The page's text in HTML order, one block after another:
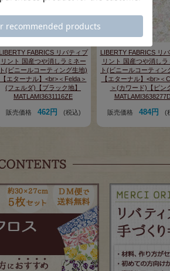
LIBERTY FABRICS リバティプ
リント 国産つや消しラミネー
ト(ビニールコーティング生地)
【エターナル】<br>＜Felda＞
(フェルダ)【ブラック地】
MATLAMI3631116ZE
販売価格 462円 (税込)
LIBERTY FABRICS リ
リント 国産つや消しラ
ト(ビニールコーティン
【エターナル】<br>＜
＞(カワード)【ピン
販売価格 484円 (